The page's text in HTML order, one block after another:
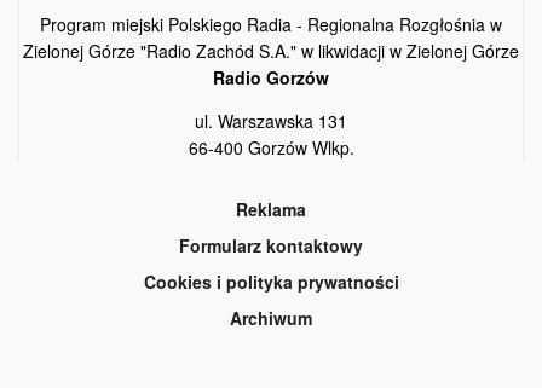
Program miejski Polskiego Radia - Regionalna Rozgłośnia w
Zielonej Górze "Radio Zachód S.A." w likwidacji w Zielonej Górze
Radio Gorzów
ul. Warszawska 131
66-400 Gorzów Wlkp.
Reklama
Formularz kontaktowy
Cookies i polityka prywatności
Archiwum